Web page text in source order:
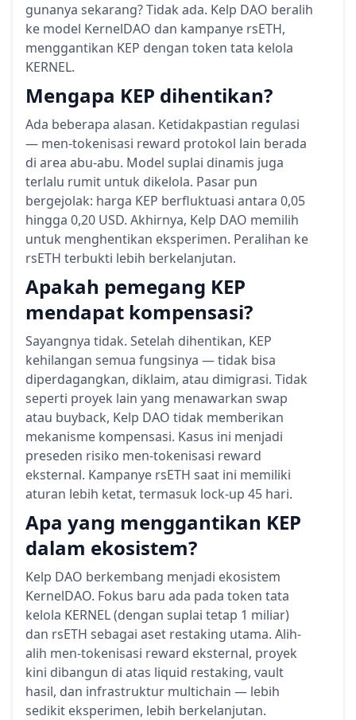
gunanya sekarang? Tidak ada. Kelp DAO beralih
ke model KernelDAO dan kampanye rsETH,
menggantikan KEP dengan token tata kelola
KERNEL.
Mengapa KEP dihentikan?
Ada beberapa alasan. Ketidakpastian regulasi
— men-tokenisasi reward protokol lain berada
di area abu-abu. Model suplai dinamis juga
terlalu rumit untuk dikelola. Pasar pun
bergejolak: harga KEP berfluktuasi antara 0,05
hingga 0,20 USD. Akhirnya, Kelp DAO memilih
untuk menghentikan eksperimen. Peralihan ke
rsETH terbukti lebih berkelanjutan.
Apakah pemegang KEP
mendapat kompensasi?
Sayangnya tidak. Setelah dihentikan, KEP
kehilangan semua fungsinya — tidak bisa
diperdagangkan, diklaim, atau dimigrasi. Tidak
seperti proyek lain yang menawarkan swap
atau buyback, Kelp DAO tidak memberikan
mekanisme kompensasi. Kasus ini menjadi
preseden risiko men-tokenisasi reward
eksternal. Kampanye rsETH saat ini memiliki
aturan lebih ketat, termasuk lock-up 45 hari.
Apa yang menggantikan KEP
dalam ekosistem?
Kelp DAO berkembang menjadi ekosistem
KernelDAO. Fokus baru ada pada token tata
kelola KERNEL (dengan suplai tetap 1 miliar)
dan rsETH sebagai aset restaking utama. Alih-
alih men-tokenisasi reward eksternal, proyek
kini dibangun di atas liquid restaking, vault
hasil, dan infrastruktur multichain — lebih
sedikit eksperimen, lebih berkelanjutan.